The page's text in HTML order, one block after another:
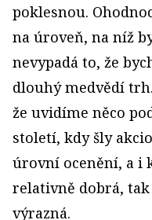
poklesnou.
na úroveň, na níž
nevypadá to, že
dlouhý medvědí
že uvidíme něco
století, kdy šly
úrovní ocenění, a i
relativně dobrá,
výrazná.